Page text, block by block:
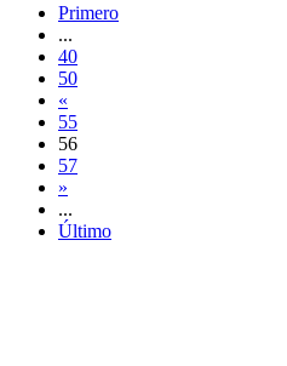
Primero
...
40
50
«
55
56
57
»
...
Último